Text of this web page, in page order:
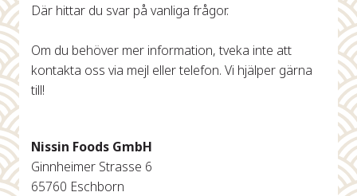
Där hittar du svar på vanliga frågor.
Om du behöver mer information, tveka inte att
kontakta oss via mejl eller telefon. Vi hjälper gärna
till!
Nissin Foods GmbH
Ginnheimer Strasse 6
65760 Eschborn